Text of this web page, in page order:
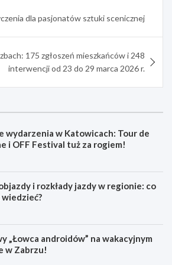
dla pasjonatów sztuki scenicznej
175 zgłoszeń mieszkańców i 248
interwencji od 23 do 29 marca 2026 r.
wydarzenia w Katowicach: Tour de
i OFF Festival tuż za rogiem!
i rozkłady jazdy w regionie: co
wiedzieć?
„Łowca androidów” na wakacyjnym
w Zabrzu!